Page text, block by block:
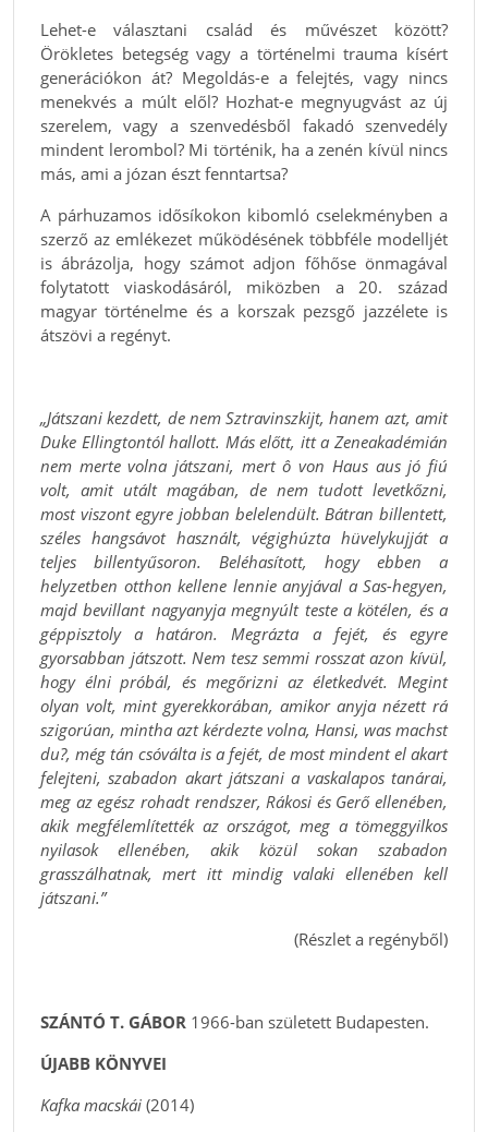
Lehet-e választani család és művészet között?
Örökletes betegség vagy a történelmi trauma kísért
generációkon át? Megoldás-e a felejtés, vagy nincs
menekvés a múlt elől? Hozhat-e megnyugvást az új
szerelem, vagy a szenvedésből fakadó szenvedély
mindent lerombol? Mi történik, ha a zenén kívül nincs
más, ami a józan észt fenntartsa?
A párhuzamos idősíkokon kibomló cselekményben a
szerző az emlékezet működésének többféle modelljét
is ábrázolja, hogy számot adjon főhőse önmagával
folytatott viaskodásáról, miközben a 20. század
magyar történelme és a korszak pezsgő jazzélete is
átszövi a regényt.
„Játszani kezdett, de nem Sztravinszkijt, hanem azt, amit
Duke Ellingtontól hallott. Más előtt, itt a Zeneakadémián
nem merte volna játszani, mert ô von Haus aus jó fiú
volt, amit utált magában, de nem tudott levetkőzni,
most viszont egyre jobban belelendült. Bátran billentett,
széles hangsávot használt, végighúzta hüvelykujját a
teljes billentyűsoron. Beléhasított, hogy ebben a
helyzetben otthon kellene lennie anyjával a Sas-hegyen,
majd bevillant nagyanyja megnyúlt teste a kötélen, és a
géppisztoly a határon. Megrázta a fejét, és egyre
gyorsabban játszott. Nem tesz semmi rosszat azon kívül,
hogy élni próbál, és megőrizni az életkedvét. Megint
olyan volt, mint gyerekkorában, amikor anyja nézett rá
szigorúan, mintha azt kérdezte volna, Hansi, was machst
du?, még tán csóválta is a fejét, de most mindent el akart
felejteni, szabadon akart játszani a vaskalapos tanárai,
meg az egész rohadt rendszer, Rákosi és Gerő ellenében,
akik megfélemlítették az országot, meg a tömeggyilkos
nyilasok ellenében, akik közül sokan szabadon
grasszálhatnak, mert itt mindig valaki ellenében kell
játszani.”
(Részlet a regényből)
SZÁNTÓ T. GÁBOR 1966-ban született Budapesten.
ÚJABB KÖNYVEI
Kafka macskái (2014)